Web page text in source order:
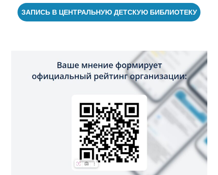
ЗАПИСЬ В ЦЕНТРАЛЬНУЮ ДЕТСКУЮ БИБЛИОТЕКУ